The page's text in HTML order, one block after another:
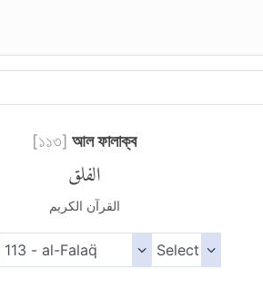
[১১৩] আল ফালাক্ব
الفلق
القرآن الكريم